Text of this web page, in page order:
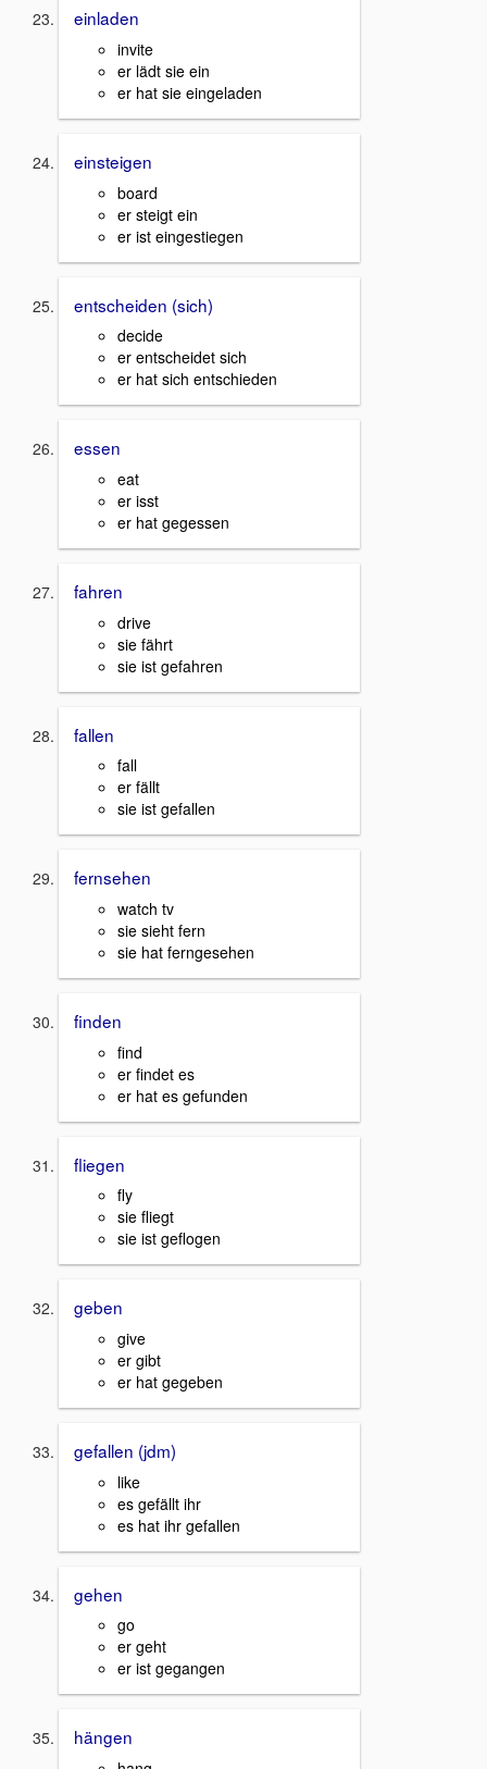
einladen
invite
er lädt sie ein
er hat sie eingeladen
einsteigen
board
er steigt ein
er ist eingestiegen
entscheiden (sich)
decide
er entscheidet sich
er hat sich entschieden
essen
eat
er isst
er hat gegessen
fahren
drive
sie fährt
sie ist gefahren
fallen
fall
er fällt
sie ist gefallen
fernsehen
watch tv
sie sieht fern
sie hat ferngesehen
finden
find
er findet es
er hat es gefunden
fliegen
fly
sie fliegt
sie ist geflogen
geben
give
er gibt
er hat gegeben
gefallen (jdm)
like
es gefällt ihr
es hat ihr gefallen
gehen
go
er geht
er ist gegangen
hängen